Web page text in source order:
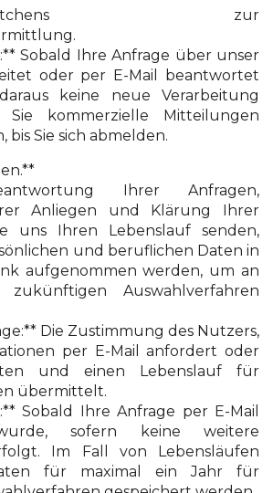
zur
Sobald Ihre Anfrage über unser
oder per E-Mail beantwortet
keine neue Verarbeitung
Sie kommerzielle Mitteilungen
bis Sie sich abmelden.
Ihrer Anfragen,
Anliegen und Klärung Ihrer
uns Ihren Lebenslauf senden,
und beruflichen Daten in
aufgenommen werden, um an
Auswahlverfahren
Die Zustimmung des Nutzers,
per E-Mail anfordert oder
und einen Lebenslauf für
übermittelt.
Sobald Ihre Anfrage per E-Mail
sofern keine weitere
Im Fall von Lebensläufen
für maximal ein Jahr für